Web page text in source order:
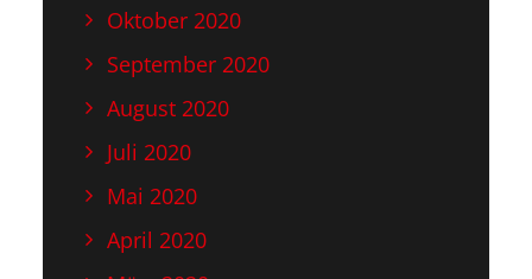
Oktober 2020
September 2020
August 2020
Juli 2020
Mai 2020
April 2020